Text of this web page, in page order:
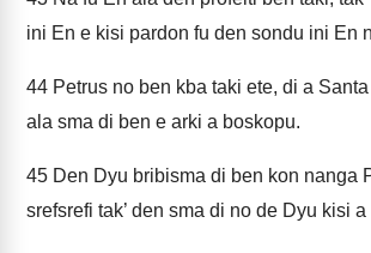
ini En e kisi pardon fu den sondu ini En
44 Petrus no ben kba taki ete, di a
ala sma di ben e arki a boskopu.
45 Den Dyu bribisma di ben kon nanga
srefsrefi tak’ den sma di no de Dyu kisi